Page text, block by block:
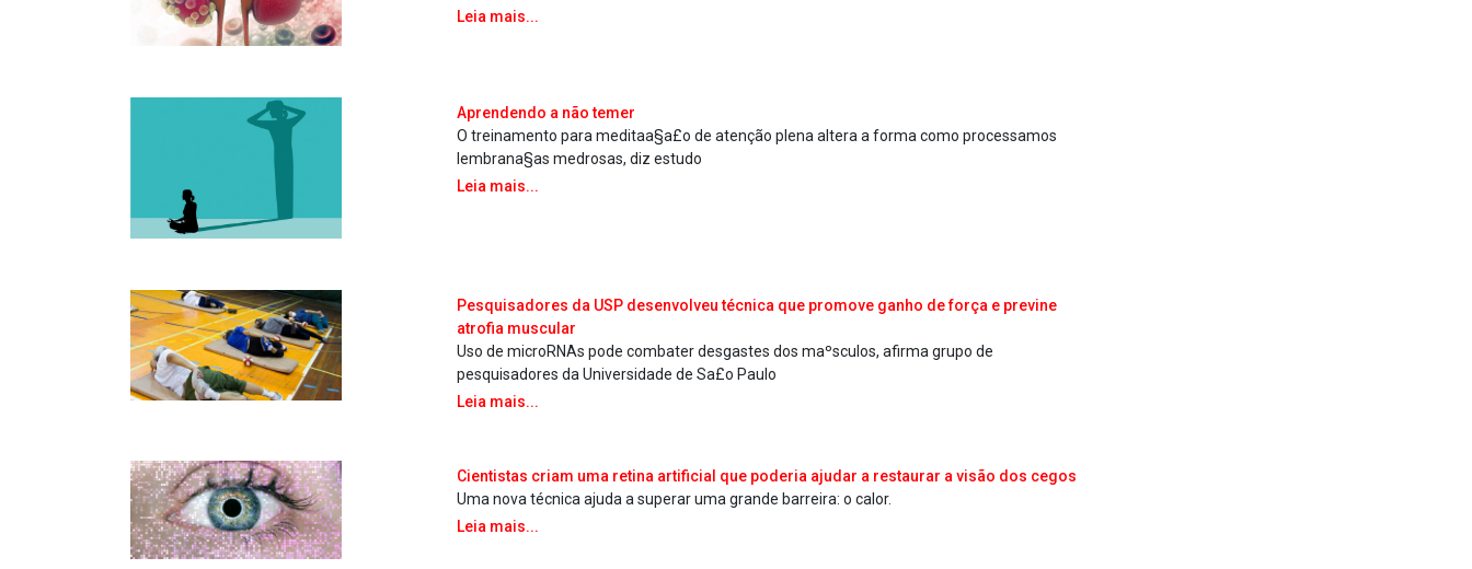
Leia mais...
Aprendendo a não temer
O treinamento para meditaa§a£o de atenção plena altera a forma como processamos
lembrana§as medrosas, diz estudo
Leia mais...
Pesquisadores da USP desenvolveu técnica que promove ganho de força e previne
atrofia muscular
Uso de microRNAs pode combater desgastes dos maºsculos, afirma grupo de
pesquisadores da Universidade de Sa£o Paulo
Leia mais...
Cientistas criam uma retina artificial que poderia ajudar a restaurar a visão dos cegos
Uma nova técnica ajuda a superar uma grande barreira: o calor.
Leia mais...